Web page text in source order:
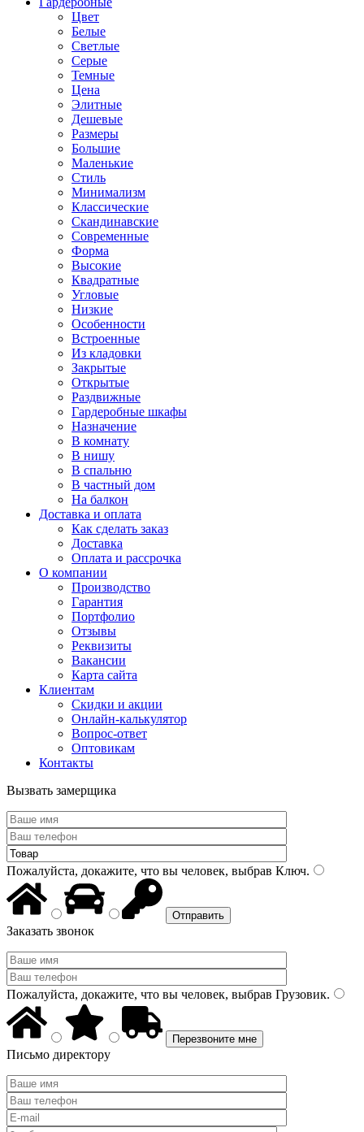
Цвет
Белые
Светлые
Серые
Темные
Цена
Элитные
Дешевые
Размеры
Большие
Маленькие
Стиль
Минимализм
Классические
Скандинавские
Современные
Форма
Высокие
Квадратные
Угловые
Низкие
Особенности
Встроенные
Из кладовки
Закрытые
Открытые
Раздвижные
Гардеробные шкафы
Назначение
В комнату
В нишу
В спальню
В частный дом
На балкон
Доставка и оплата
Как сделать заказ
Доставка
Оплата и рассрочка
О компании
Производство
Гарантия
Портфолио
Отзывы
Реквизиты
Вакансии
Карта сайта
Клиентам
Скидки и акции
Онлайн-калькулятор
Вопрос-ответ
Оптовикам
Контакты
Вызвать замерщика
Пожалуйста, докажите, что вы человек, выбрав Ключ.
Заказать звонок
Пожалуйста, докажите, что вы человек, выбрав Грузовик.
Письмо директору